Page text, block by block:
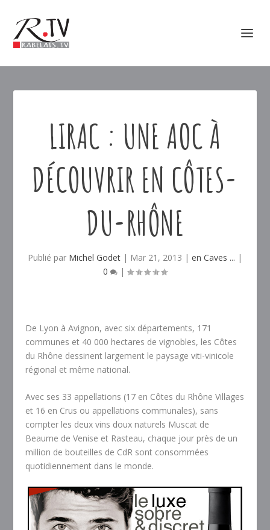
LIRAC : UNE AOC À
DÉCOUVRIR EN CÔTES-
DU-RHÔNE
Publié par Michel Godet | Mar 21, 2013 | en Caves ... |
0
|
De Lyon à Avignon, avec six départements, 171
communes et 40 000 hectares de vignobles, les Côtes
du Rhône dessinent largement le paysage viti-vinicole
régional et même national.
Avec ses 33 appellations (17 en Côtes du Rhône Villages
et 16 en Crus ou appellations communales), sans
compter les deux vins doux naturels Muscat de
Beaume de Venise et Rasteau, chaque jour près de un
million de bouteilles de CdR sont consommées
quotidiennement dans le monde.